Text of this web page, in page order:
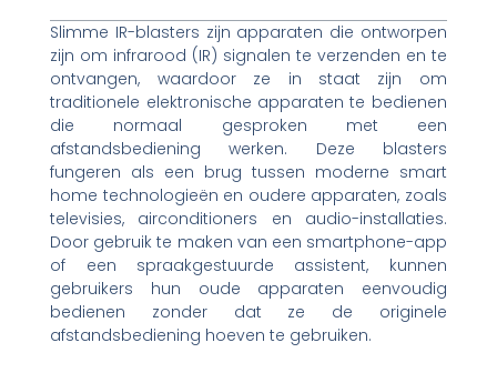
Slimme IR-blasters zijn apparaten die ontworpen
zijn om infrarood (IR) signalen te verzenden en te
ontvangen, waardoor ze in staat zijn om
traditionele elektronische apparaten te bedienen
die normaal gesproken met een
afstandsbediening werken. Deze blasters
fungeren als een brug tussen moderne smart
home technologieën en oudere apparaten, zoals
televisies, airconditioners en audio-installaties.
Door gebruik te maken van een smartphone-app
of een spraakgestuurde assistent, kunnen
gebruikers hun oude apparaten eenvoudig
bedienen zonder dat ze de originele
afstandsbediening hoeven te gebruiken.